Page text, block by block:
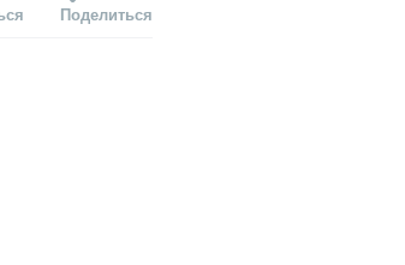
Поделиться